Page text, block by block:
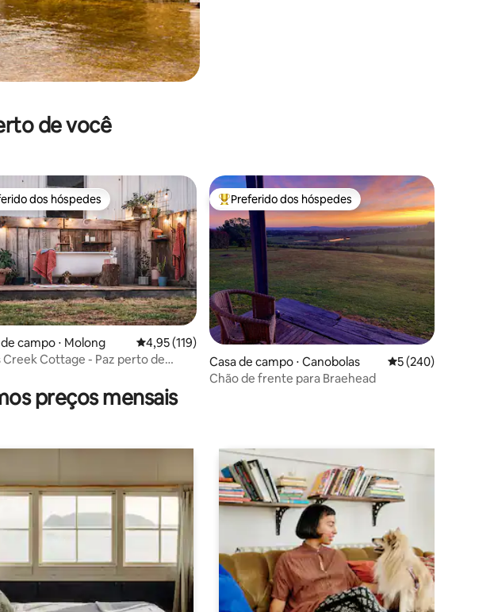
de você
média de 5, 510 avaliações
dos hóspedes
dos hóspedes
campo ⋅ Molong 4,95 de uma avaliação média de 5, 119 avaliações
4,95 (119)
Creek Cottage - Paz perto de
Entre os melhores preferidos dos hóspedes
Preferido dos hóspedes
Casa de campo ⋅ Canobolas 5 de uma avaliação
5 (240)
Chão de frente para Braehead
preços mensais